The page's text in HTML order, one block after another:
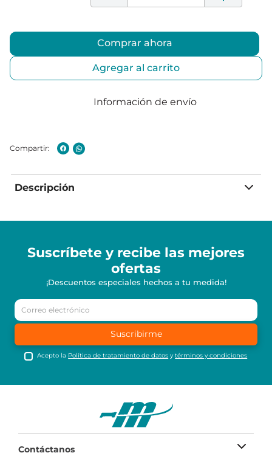
Comprar ahora
Agregar al carrito
Información de envío
Descripción
Suscríbete y recibe las mejores
ofertas
¡Descuentos especiales hechos a tu medida!
Suscribirme
Acepto la Política de tratamiento de datos ytérminos y condiciones
Contáctanos